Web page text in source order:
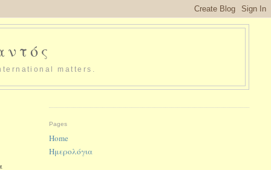
matters.
Pages
Home
Ημερολόγια